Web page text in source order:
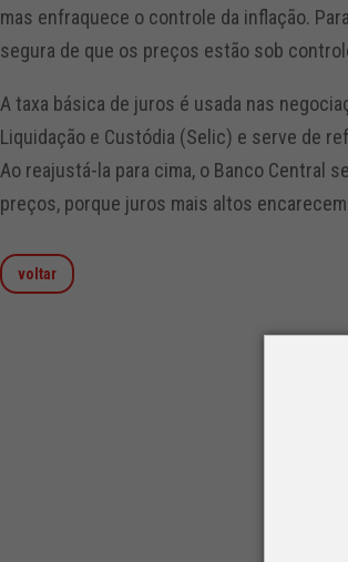
mas enfraquece o controle da inflação.
segura de que os preços estão sob
A taxa básica de juros é usada nas
Liquidação e Custódia (Selic) e serve de
Ao reajustá-la para cima, o Banco Central
preços, porque juros mais altos
voltar